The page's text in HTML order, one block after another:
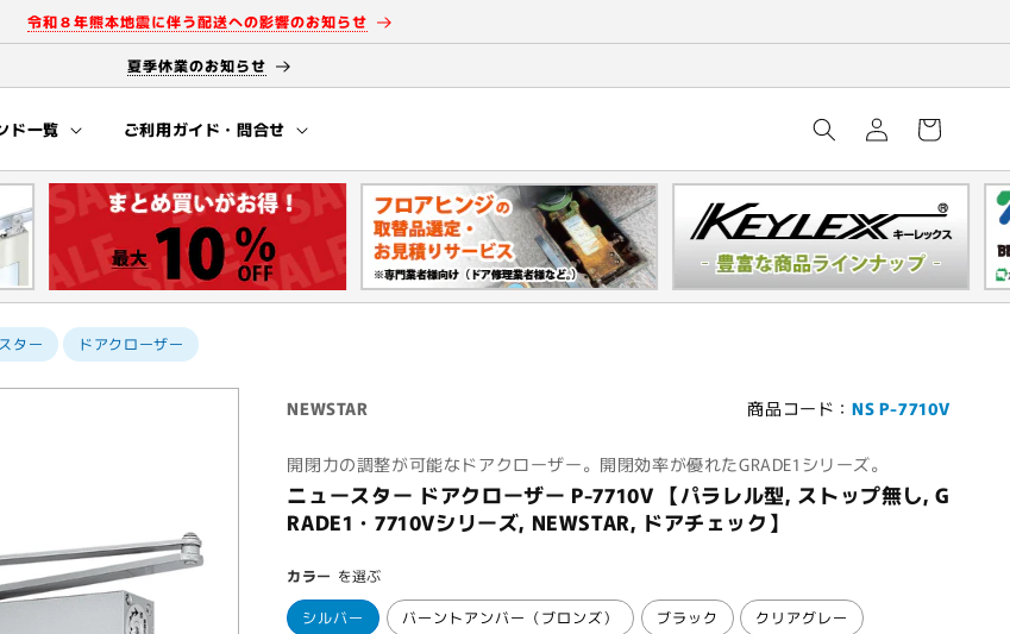
令和８年熊本地震に伴う配送への影響のお知らせ
夏季休業のお知らせ
ド一覧 ご利用ガイド・問合せ
ロ
グ
イ
ン
ー
ター ドアクローザー
NEWSTAR 商品コード： NS P-7710V
開閉力の調整が可能なドアクローザー。開閉効率が優れたGRADE1シリーズ。
ニュースター ドアクローザー P-7710V 【パラレル型, ストップ無し, G
RADE1・7710Vシリーズ, NEWSTAR, ドアチェック】
カラー を選ぶ
シルバー バーントアンバー（ブロンズ） ブラック クリアグレー